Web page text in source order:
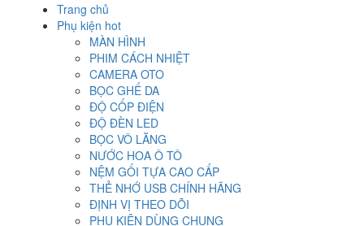
Trang chủ
Phụ kiện hot
MÀN HÌNH
PHIM CÁCH NHIỆT
CAMERA OTO
BỌC GHẾ DA
ĐỘ CỐP ĐIỆN
ĐỘ ĐÈN LED
BỌC VÔ LĂNG
NƯỚC HOA Ô TÔ
NỆM GỐI TỰA CAO CẤP
THẺ NHỚ USB CHÍNH HÃNG
ĐỊNH VỊ THEO DÕI
PHỤ KIỆN DÙNG CHUNG